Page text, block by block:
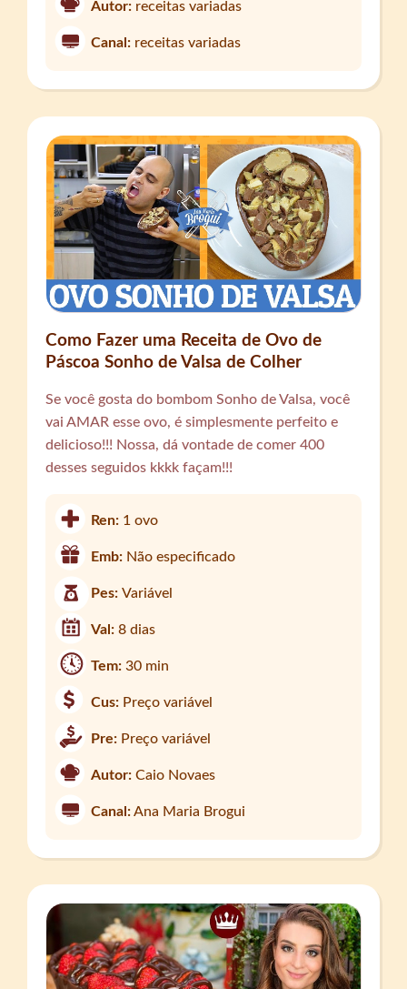
Autor: receitas variadas
Canal: receitas variadas
Como Fazer uma Receita de Ovo de
Páscoa Sonho de Valsa de Colher
Se você gosta do bombom Sonho de Valsa, você
vai AMAR esse ovo, é simplesmente perfeito e
delicioso!!! Nossa, dá vontade de comer 400
desses seguidos kkkk façam!!!
Ren: 1 ovo
Emb: Não especificado
Pes:Variável
Val:8 dias
Tem:30 min
Cus: Preço variável
Pre: Preço variável
Autor: Caio Novaes
Canal:Ana Maria Brogui